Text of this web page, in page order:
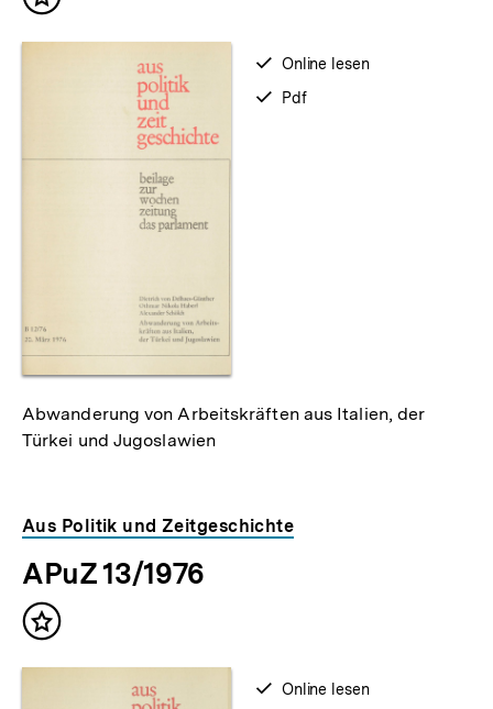
Inhalt
verfügbar
Online lesen
verfügbar
Pdf
Abwanderung von Arbeitskräften aus Italien, der
Türkei und Jugoslawien
Aus Politik und Zeitgeschichte
APuZ 13/1976
Inhalt
verfügbar
Online lesen